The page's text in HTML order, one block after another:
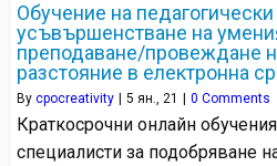
Обучение на
усъвършенстване на
преподаване/провеждане
разстояние в електронна
By cpocreativity 5 ян., 21 0 Comments
Краткосрочни онлайн
специалисти за подобряване